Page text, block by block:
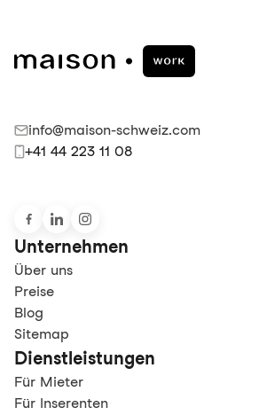
info@maison-schweiz.com
+41 44 223 11 08
Unternehmen
Über uns
Preise
Blog
Sitemap
Dienstleistungen
Für Mieter
Für Inserenten